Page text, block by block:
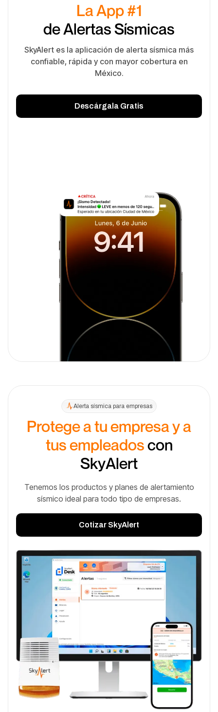
La App #1
de Alertas Sísmicas
SkyAlert es la aplicación de alerta sísmica más
confiable, rápida y con mayor cobertura en
México.
Descárgala Gratis
Alerta sísmica para empresas
Protege a tu empresa y a
tus empleadoscon
SkyAlert
Tenemos los productos y planes de alertamiento
sísmico ideal para todo tipo de empresas.
Cotizar SkyAlert